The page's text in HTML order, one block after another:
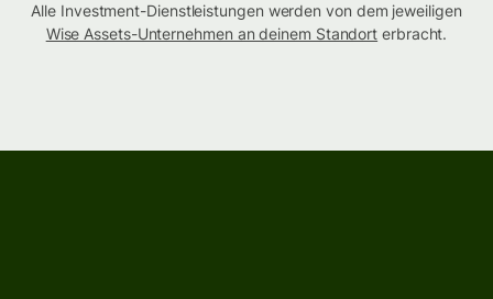
Alle Investment-Dienstleistungen werden von dem jeweiligen
Wise Assets-Unternehmen an deinem Standort erbracht.